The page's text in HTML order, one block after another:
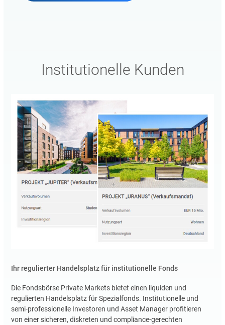
Institutionelle Kunden
Ihr regulierter Handelsplatz für institutionelle Fonds
Die Fondsbörse Private Markets bietet einen liquiden und
regulierten Handelsplatz für Spezialfonds. Institutionelle und
semi-professionelle Investoren und Asset Manager profitieren
von einer sicheren, diskreten und compliance-gerechten